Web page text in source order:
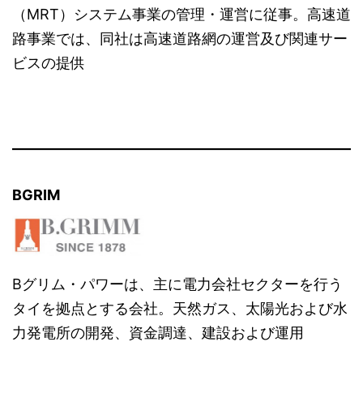
（MRT）システム事業の管理・運営に従事。高速道
路事業では、同社は高速道路網の運営及び関連サー
ビスの提供
BGRIM
Bグリム・パワーは、主に電力会社セクターを行う
タイを拠点とする会社。天然ガス、太陽光および水
力発電所の開発、資金調達、建設および運用